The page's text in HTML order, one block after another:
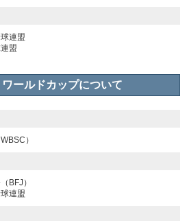
連盟
盟
ールドカップについて
）
BFJ）
連盟